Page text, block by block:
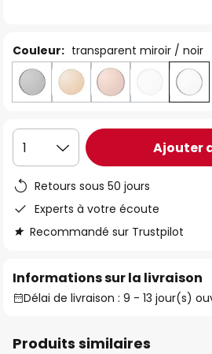
Couleur: transparent miroir / noir
1 Ajouter
Retours sous 50 jours
Experts à votre écoute
Recommandé sur Trustpilot
Informations sur la livraison
Délai de livraison : 9 - 13 jour(s)
Produits similaires